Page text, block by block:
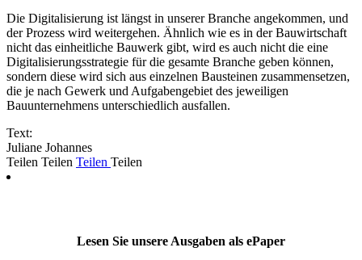
Die Digitalisierung ist längst in unserer Branche angekommen, und
der Prozess wird weitergehen. Ähnlich wie es in der Bauwirtschaft
nicht das einheitliche Bauwerk gibt, wird es auch nicht die eine
Digitalisierungsstrategie für die gesamte Branche geben können,
sondern diese wird sich aus einzelnen Bausteinen zusammensetzen,
die je nach Gewerk und Aufgabengebiet des jeweiligen
Bauunternehmens unterschiedlich ausfallen.
Text:
Juliane Johannes
Teilen Teilen Teilen Teilen
Lesen Sie unsere Ausgaben als ePaper